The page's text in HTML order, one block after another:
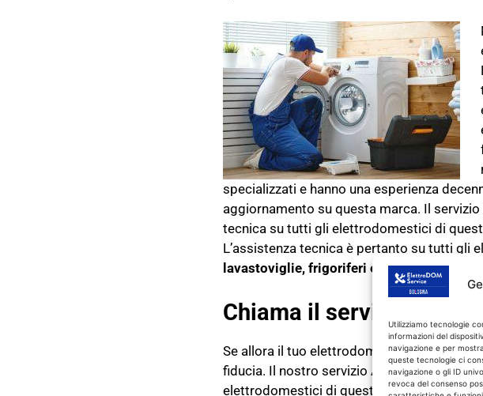
Utilizziamo tecnologie
informazioni del
navigazione e per
queste tecnologie ci
navigazione o gli ID
revoca del consenso
specializzati e hanno una esperienza
aggiornamento su questa marca. Il
tecnica su tutti gli elettrodomestici di
L’assistenza tecnica è pertanto su tutti gli
lavastoviglie, frigoriferi e
forni elettrici
Chiama il servizio
Se allora il tuo elettrodomestico NEFF
fiducia. Il nostro servizio Assistenza NEFF
elettrodomestici di questa marca.